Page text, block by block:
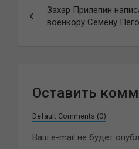
по
Захар Прилепин
военкору Семену
Оставить
Default Comments (0)
Ваш e-mail не будет